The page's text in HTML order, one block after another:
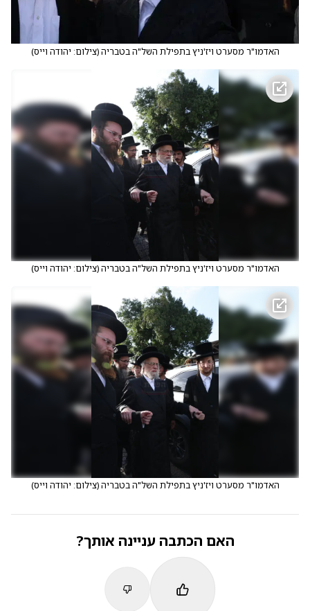
האדמו"ר מסערט ויז'ניץ בתפילת השל"ה בטבריה(צילום: יהודה וייס)
האדמו"ר מסערט ויז'ניץ בתפילת השל"ה בטבריה(צילום: יהודה וייס)
האדמו"ר מסערט ויז'ניץ בתפילת השל"ה בטבריה(צילום: יהודה וייס)
האם הכתבה עניינה אותך?